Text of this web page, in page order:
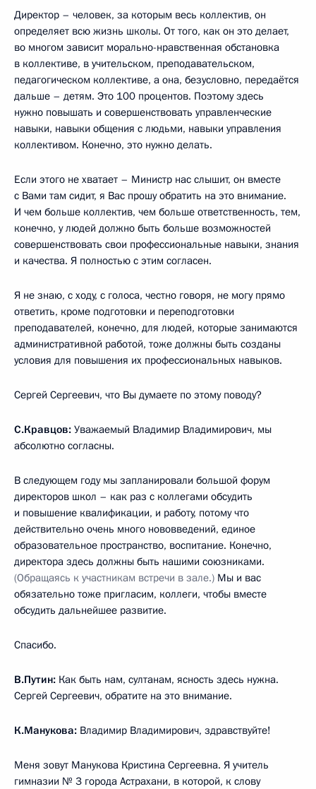
Директор – человек, за которым весь коллектив, он
определяет всю жизнь школы. От того, как он это делает,
во многом зависит морально-нравственная обстановка
в коллективе, в учительском, преподавательском,
педагогическом коллективе, а она, безусловно, передаётся
дальше – детям. Это 100 процентов. Поэтому здесь
нужно повышать и совершенствовать управленческие
навыки, навыки общения с людьми, навыки управления
коллективом. Конечно, это нужно делать.
Если этого не хватает – Министр нас слышит, он вместе
с Вами там сидит, я Вас прошу обратить на это внимание.
И чем больше коллектив, чем больше ответственность, тем,
конечно, у людей должно быть больше возможностей
совершенствовать свои профессиональные навыки, знания
и качества. Я полностью с этим согласен.
Я не знаю, с ходу, с голоса, честно говоря, не могу прямо
ответить, кроме подготовки и переподготовки
преподавателей, конечно, для людей, которые занимаются
административной работой, тоже должны быть созданы
условия для повышения их профессиональных навыков.
Сергей Сергеевич, что Вы думаете по этому поводу?
С.Кравцов: Уважаемый Владимир Владимирович, мы
абсолютно согласны.
В следующем году мы запланировали большой форум
директоров школ – как раз с коллегами обсудить
и повышение квалификации, и работу, потому что
действительно очень много нововведений, единое
образовательное пространство, воспитание. Конечно,
директора здесь должны быть нашими союзниками.
(Обращаясь к участникам встречи в зале.) Мы и вас
обязательно тоже пригласим, коллеги, чтобы вместе
обсудить дальнейшее развитие.
Спасибо.
В.Путин: Как быть нам, султанам, ясность здесь нужна.
Сергей Сергеевич, обратите на это внимание.
К.Манукова: Владимир Владимирович, здравствуйте!
Меня зовут Манукова Кристина Сергеевна. Я учитель
гимназии № 3 города Астрахани, в которой, к слову